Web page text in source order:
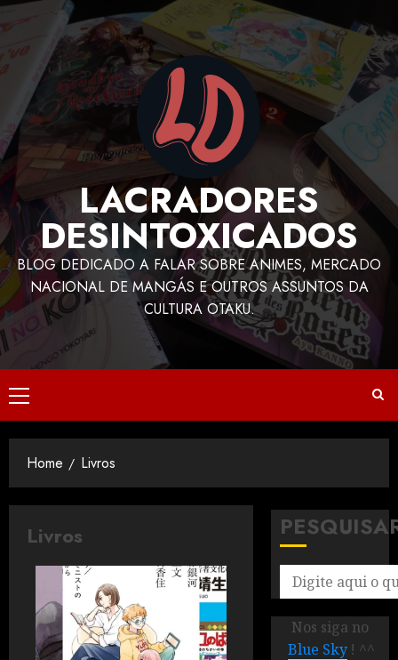
LACRADORES
DESINTOXICADOS
BLOG DEDICADO A FALAR SOBRE ANIMES, MERCADO
NACIONAL DE MANGÁS E OUTROS ASSUNTOS DA
CULTURA OTAKU.
Home Livros
Livros
Nos siga no
Blue Sky ! ^^